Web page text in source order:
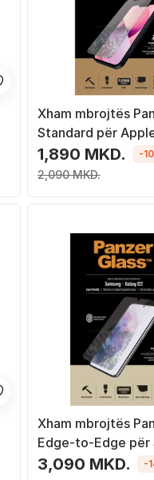
Xham mbrojtës
Standard për
13 mini
1,890 MKD.
2,090 MKD.
-
Xham mbrojtës
Edge-to-Edge për
Galaxy S22
3,090 MKD. -